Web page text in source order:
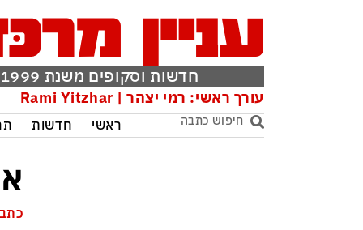
חדשות וסקופים משנת 1999
עורך ראשי: רמי יצהר | Rami Yitzhar
ראשי חדשות